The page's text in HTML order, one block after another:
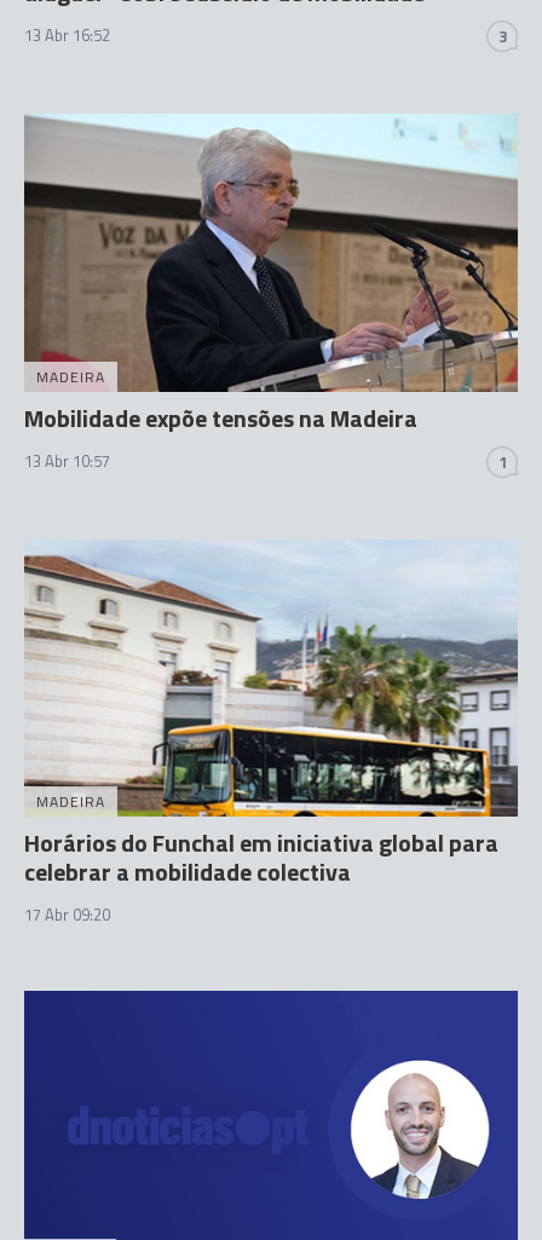
13 Abr 16:52 3
MADEIRA
Mobilidade expõe tensões na Madeira
13 Abr 10:57 1
MADEIRA
Horários do Funchal em iniciativa global para
celebrar a mobilidade colectiva
17 Abr 09:20